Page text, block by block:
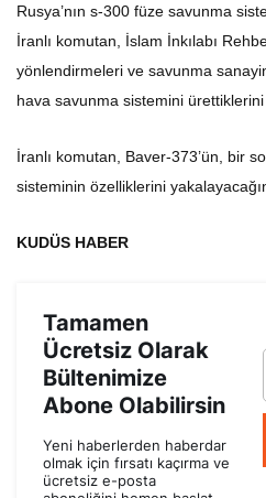
İranlı komutan, İslam İnkılabı
yönlendirmeleri ve savunma
hava savunma sistemini ürettiklerini
İranlı komutan, Baver-373’ün, bir
sisteminin özelliklerini
KUDÜS HABER
Tamamen
Ücretsiz Olarak
Bültenimize
Abone Olabilirsin
Yeni haberlerden haberdar
olmak için fırsatı kaçırma ve
ücretsiz e-posta
aboneliğini hemen başlat.